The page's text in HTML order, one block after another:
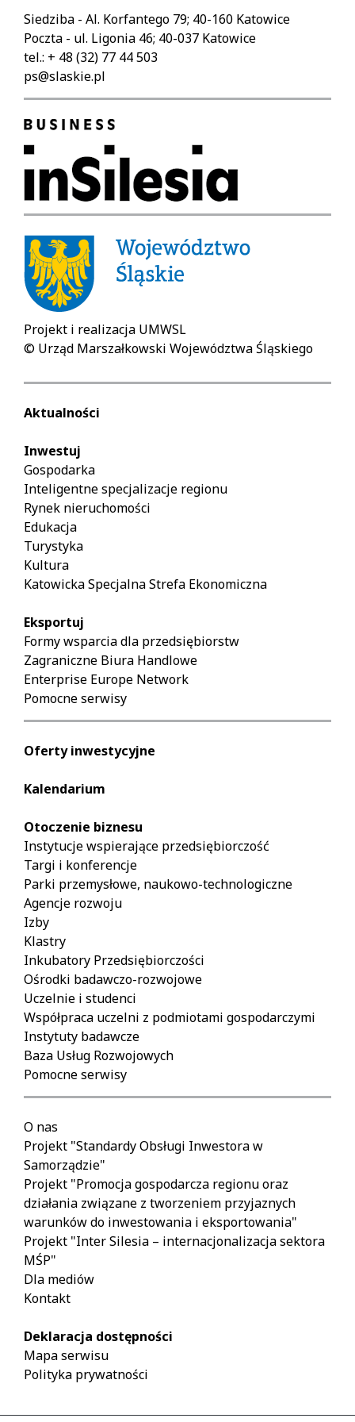
stops
automatic
slaidshow
(play
Left
previous
slaid.
Right
next
slaid.
Siedziba - Al. Korfantego 79; 40-160 Katowice
Poczta - ul. Ligonia 46; 40-037 Katowice
tel.: + 48 (32) 77 44 503
ps@slaskie.pl
Projekt i realizacja UMWSL
© Urząd Marszałkowski Województwa Śląskiego
Aktualności
Inwestuj
Gospodarka
Inteligentne specjalizacje regionu
Rynek nieruchomości
Edukacja
Turystyka
Kultura
Katowicka Specjalna Strefa Ekonomiczna
Eksportuj
Formy wsparcia dla przedsiębiorstw
Zagraniczne Biura Handlowe
Enterprise Europe Network
Pomocne serwisy
Oferty inwestycyjne
Kalendarium
Otoczenie biznesu
Instytucje wspierające przedsiębiorczość
Targi i konferencje
Parki przemysłowe, naukowo-technologiczne
Agencje rozwoju
Izby
Klastry
Inkubatory Przedsiębiorczości
Ośrodki badawczo-rozwojowe
Uczelnie i studenci
Współpraca uczelni z podmiotami gospodarczymi
Instytuty badawcze
Baza Usług Rozwojowych
Pomocne serwisy
O nas
Projekt "Standardy Obsługi Inwestora w
Samorządzie"
Projekt "Promocja gospodarcza regionu oraz
działania związane z tworzeniem przyjaznych
warunków do inwestowania i eksportowania"
Projekt "Inter Silesia – internacjonalizacja sektora
MŚP"
Dla mediów
Kontakt
Deklaracja dostępności
Mapa serwisu
Polityka prywatności